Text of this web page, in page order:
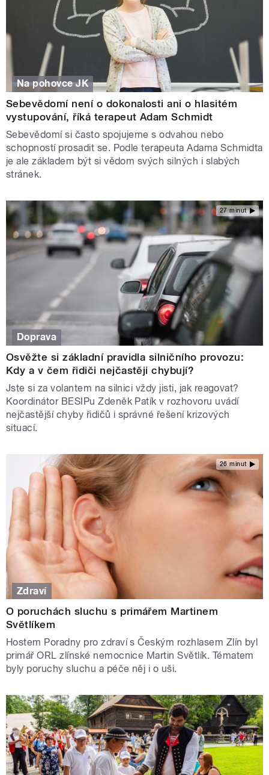
Na pohovce JK
Sebevědomí není o dokonalosti ani o hlasitém
vystupování, říká terapeut Adam Schmidt
Sebevědomí si často spojujeme s odvahou nebo
schopností prosadit se. Podle terapeuta Adama Schmidta
je ale základem být si vědom svých silných i slabých
stránek.
27 minut
Doprava
Osvěžte si základní pravidla silničního provozu:
Kdy a v čem řidiči nejčastěji chybují?
Jste si za volantem na silnici vždy jisti, jak reagovat?
Koordinátor BESIPu Zdeněk Patík v rozhovoru uvádí
nejčastější chyby řidičů i správné řešení krizových
situací.
26 minut
Zdraví
O poruchách sluchu s primářem Martinem
Světlíkem
Hostem Poradny pro zdraví s Českým rozhlasem Zlín byl
primář ORL zlínské nemocnice Martin Světlík. Tématem
byly poruchy sluchu a péče něj i o uši.